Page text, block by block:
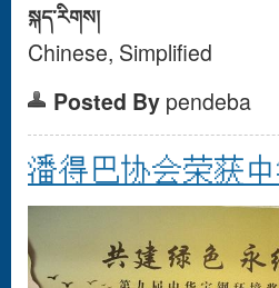
སྐད་རིགས།
Chinese, Simplified
Posted By pendeba
潘得巴协会荣获